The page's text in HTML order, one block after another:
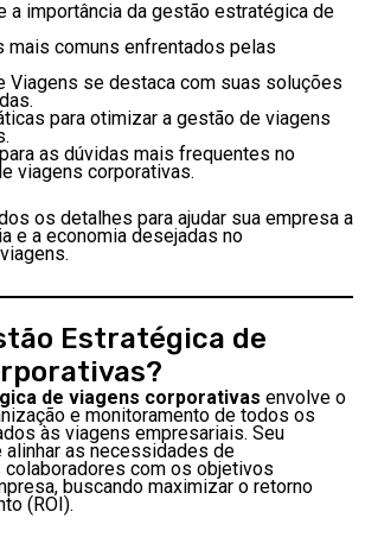
a importância da gestão estratégica de
mais comuns enfrentados pelas
Viagens se destaca com suas soluções
para otimizar a gestão de viagens
as dúvidas mais frequentes no
viagens corporativas.
os detalhes para ajudar sua empresa a
e a economia desejadas no
Estratégica de
de viagens corporativas envolve o
e monitoramento de todos os
às viagens empresariais. Seu
as necessidades de
com os objetivos
buscando maximizar o retorno
(ROI).